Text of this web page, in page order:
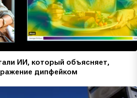
ИИ, который объясняет,
дипфейком